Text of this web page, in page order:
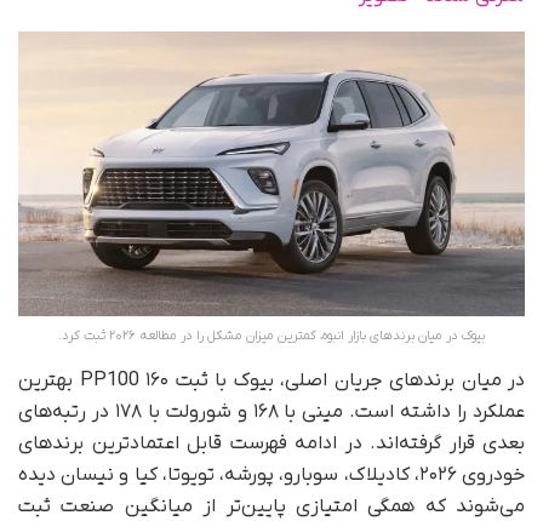
بیوک در میان برندهای بازار انبوه، کمترین میزان مشکل را در مطالعه ۲۰۲۶ ثبت کرد.
در میان برندهای جریان اصلی، بیوک با ثبت ۱۶۰ PP100 بهترین
عملکرد را داشته است. مینی با ۱۶۸ و شورولت با ۱۷۸ در رتبه‌های
بعدی قرار گرفته‌اند. در ادامه فهرست قابل اعتمادترین برندهای
خودروی ۲۰۲۶، کادیلاک، سوبارو، پورشه، تویوتا، کیا و نیسان دیده
می‌شوند که همگی امتیازی پایین‌تر از میانگین صنعت ثبت